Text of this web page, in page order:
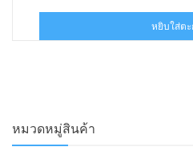
฿
หยิบใส่ตะ
หมวดหมู่สินค้า